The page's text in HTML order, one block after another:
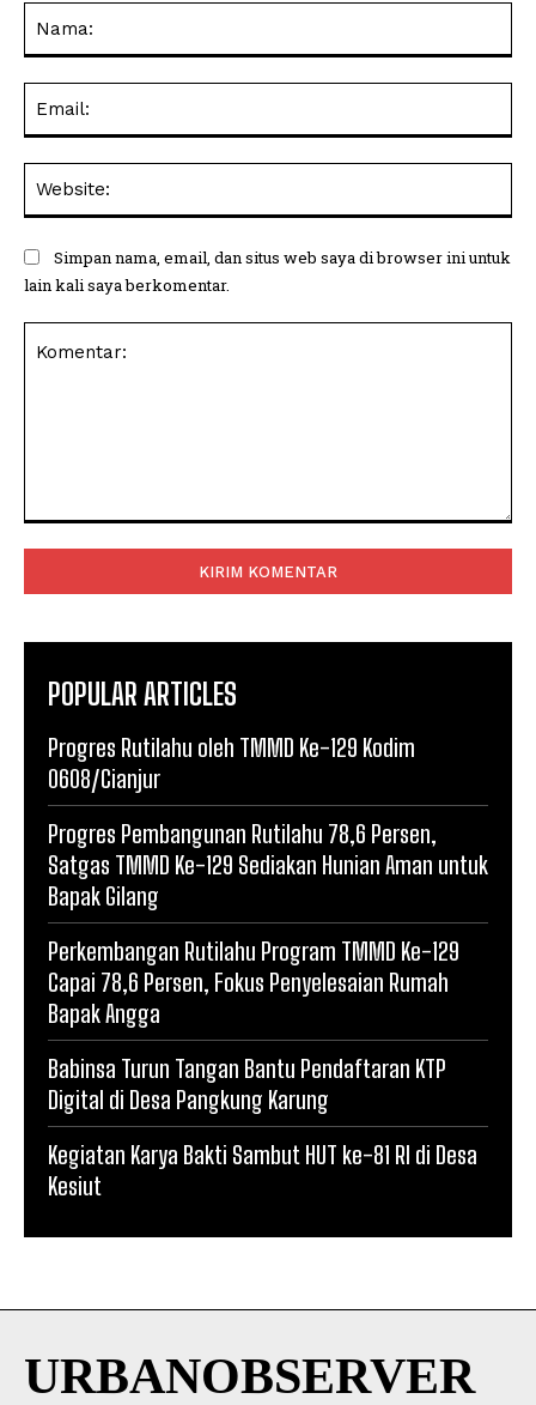
Simpan nama, email, dan situs web saya di browser ini untuk
lain kali saya berkomentar.
POPULAR ARTICLES
Progres Rutilahu oleh TMMD Ke-129 Kodim
0608/Cianjur
Progres Pembangunan Rutilahu 78,6 Persen,
Satgas TMMD Ke-129 Sediakan Hunian Aman untuk
Bapak Gilang
Perkembangan Rutilahu Program TMMD Ke-129
Capai 78,6 Persen, Fokus Penyelesaian Rumah
Bapak Angga
Babinsa Turun Tangan Bantu Pendaftaran KTP
Digital di Desa Pangkung Karung
Kegiatan Karya Bakti Sambut HUT ke-81 RI di Desa
Kesiut
URBANOBSERVER